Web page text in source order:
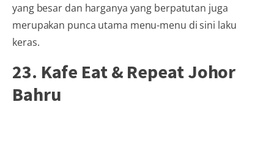
yang besar dan harganya yang berpatutan juga
merupakan punca utama menu-menu di sini laku
keras.
23. Kafe Eat & Repeat Johor
Bahru